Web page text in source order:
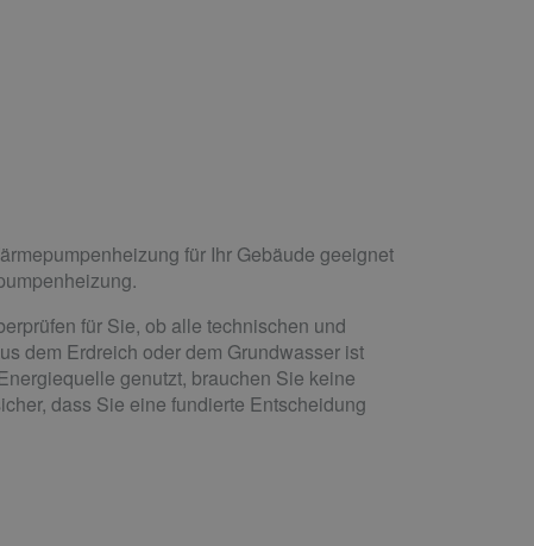
für Ihr Gebäude geeignet
für Sie, ob alle technischen und
dem Erdreich oder dem Grundwasser ist
genutzt, brauchen Sie keine
dass Sie eine fundierte Entscheidung